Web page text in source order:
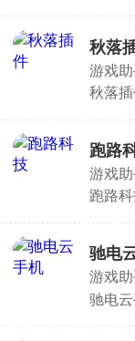
玩家
攒积
查攻
秋落
游戏
秋落
火、
节省
心、季
跑路
游戏
跑路
板，
入、
间、
饥饿
驰电
游戏
驰电